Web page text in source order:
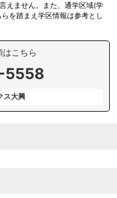
えません。また、通学区域(学
を踏まえ学区情報は参考とし
はこちら
5558
ス大興